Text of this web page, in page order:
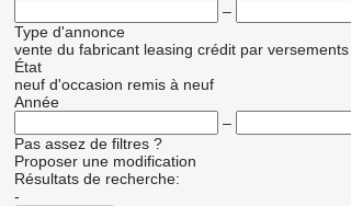
–
Type d'annonce
vente du fabricant leasing crédit par versements
État
neuf d'occasion remis à neuf
Année
–
Pas assez de filtres ?
Proposer une modification
Résultats de recherche:
-